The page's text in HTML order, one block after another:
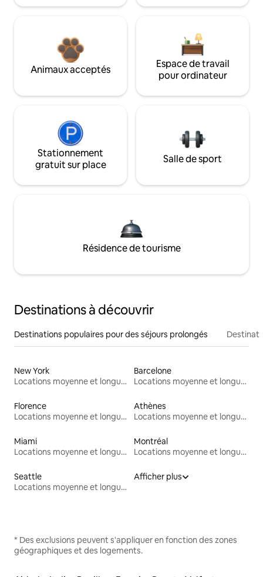
Animaux acceptés
Espace de travail
pour ordinateur
Stationnement
gratuit sur place
Salle de sport
Résidence de tourisme
Destinations à découvrir
Destinations populaires pour des séjours prolongés
New York
Locations moyenne et longue durée
Barcelone
Locations moyenne et longue durée
Florence
Locations moyenne et longue durée
Athènes
Locations moyenne et longue durée
Miami
Locations moyenne et longue durée
Montréal
Locations moyenne et longue durée
Seattle
Locations moyenne et longue durée
Afficher plus
* Des exclusions peuvent s'appliquer en fonction des zones
géographiques et des logements.